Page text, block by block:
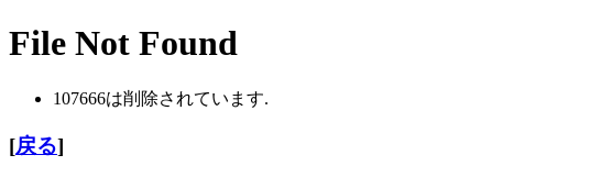
File Not Found
107666は削除されています.
[戻る]